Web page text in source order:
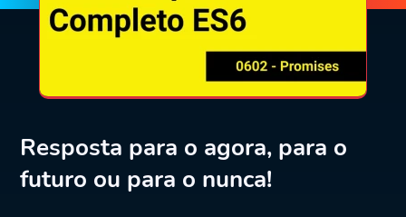
Resposta para o agora, para o
futuro ou para o nunca!